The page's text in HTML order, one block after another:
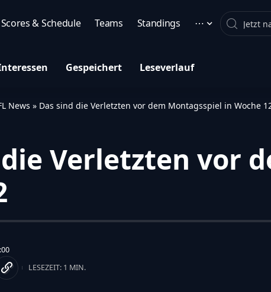
Scores & Schedule Teams Standings ⋯
Gespeichert Leseverlauf
News » Das sind die Verletzten vor dem Montagsspiel in Woche
Verletzten vor
LESEZEIT: 1 MIN.